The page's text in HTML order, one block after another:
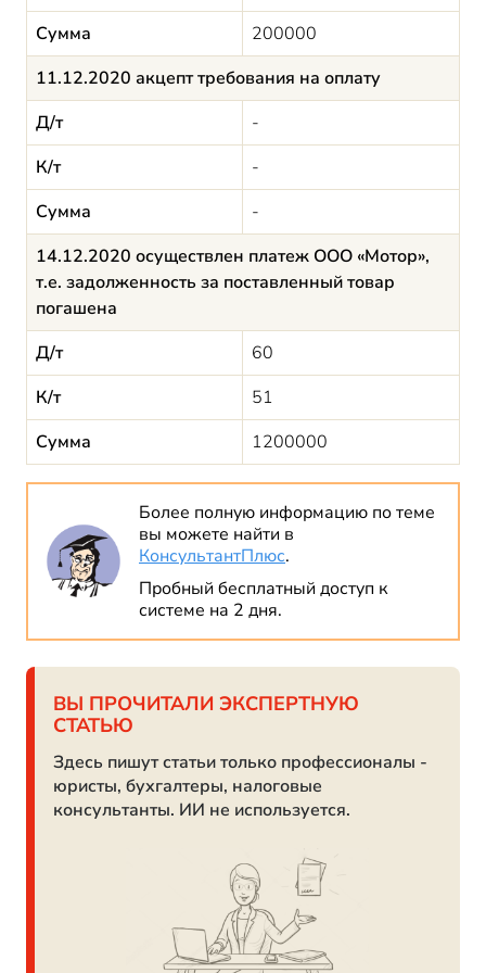
Сумма
200000
11.12.2020 акцепт требования на оплату
Д/т
-
К/т
-
Сумма
-
14.12.2020 осуществлен платеж ООО «Мотор»,
т.е. задолженность за поставленный товар
погашена
Д/т
60
К/т
51
Сумма
1200000
Более полную информацию по теме
вы можете найти в
КонсультантПлюс.
Пробный бесплатный доступ к
системе на 2 дня.
ВЫ ПРОЧИТАЛИ ЭКСПЕРТНУЮ
СТАТЬЮ
Здесь пишут статьи только профессионалы -
юристы, бухгалтеры, налоговые
консультанты. ИИ не используется.